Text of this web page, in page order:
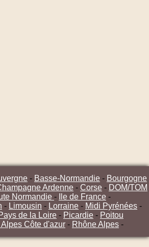
- Basse-Normandie - Bourgogne
Ardenne - Corse - DOM/TOM
Normandie - Ile de France -
- Limousin - Lorraine - Midi Pyrénées -
de la Loire - Picardie - Poitou
Côte d'azur - Rhône Alpes -